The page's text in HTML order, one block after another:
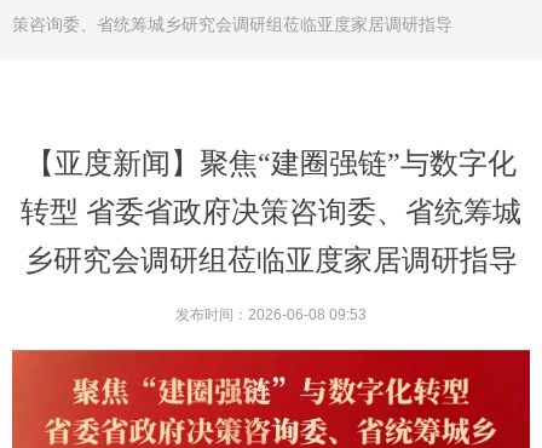
【亚度新闻】聚焦“建圈强链”与数字化
转型 省委省政府决策咨询委、省统筹城
乡研究会调研组莅临亚度家居调研指导
策咨询委、省统筹城乡研究会调研组莅临亚度家居调研指导
发布时间： 2026-06-08 09:53